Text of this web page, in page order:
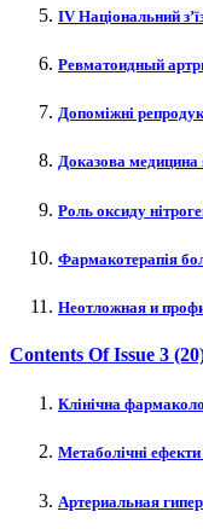
IV Національний
Ревматоидный
Допоміжні
Доказова медицина
Роль оксиду
Фармакотерапія
Неотложная и
Contents Of Issue 3
Клінічна
Метаболічні
Артериальная